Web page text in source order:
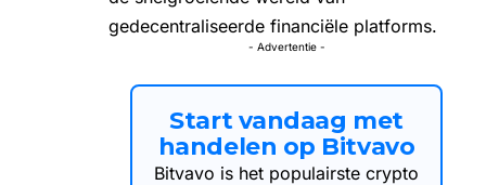
gedecentraliseerde financiële platforms.
- Advertentie -
Start vandaag met
handelen op Bitvavo
Bitvavo is het populairste crypto